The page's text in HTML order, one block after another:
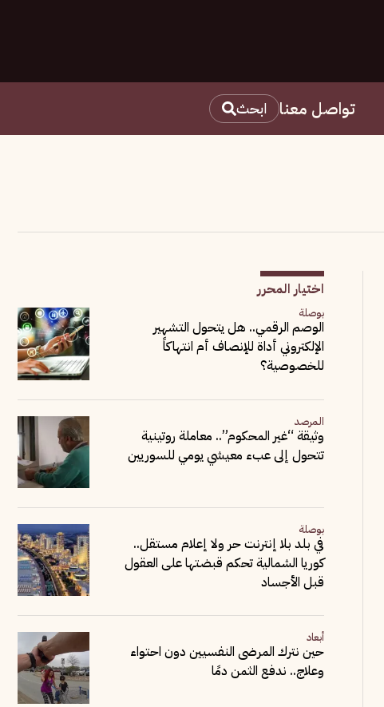
تواصل معنا ابحث
اختيار المحرر
بوصلة
الوصم الرقمي.. هل يتحول التشهير
الإلكتروني أداة للإنصاف أم انتهاكاً
للخصوصية؟
المرصد
وثيقة “غير المحكوم”.. معاملة روتينية
تتحول إلى عبء معيشي يومي للسوريين
بوصلة
في بلد بلا إنترنت حر ولا إعلام مستقل..
كوريا الشمالية تحكم قبضتها على العقول
قبل الأجساد
أبعاد
حين نترك المرضى النفسيين دون احتواء
وعلاج.. ندفع الثمن دمًا